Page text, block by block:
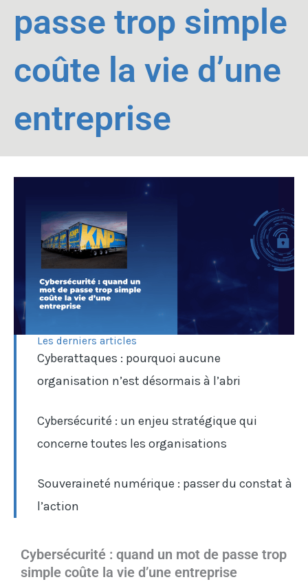
passe trop simple
coûte la vie d’une
entreprise
Les derniers articles
Cyberattaques : pourquoi aucune
organisation n’est désormais à l’abri
Cybersécurité : un enjeu stratégique qui
concerne toutes les organisations
Souveraineté numérique : passer du constat à
l’action
Cybersécurité : quand un mot de passe trop
simple coûte la vie d’une entreprise